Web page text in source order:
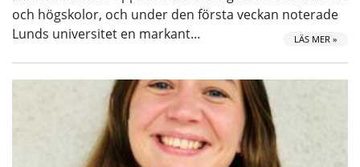
och högskolor, och under den första veckan noterade
Lunds universitet en markant…
LÄS MER »